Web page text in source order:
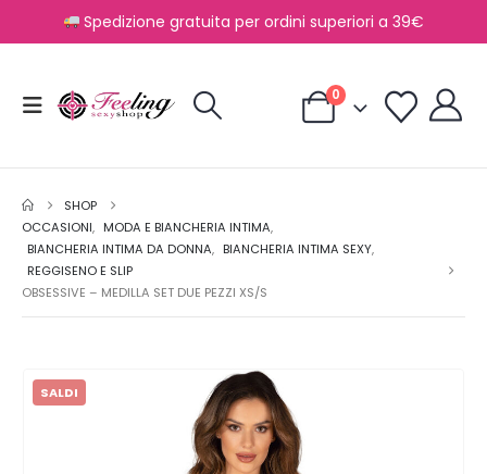
Spedizione gratuita per ordini superiori a 39€
0
SHOP
OCCASIONI, MODA E BIANCHERIA INTIMA,
BIANCHERIA INTIMA DA DONNA, BIANCHERIA INTIMA SEXY,
REGGISENO E SLIP
OBSESSIVE – MEDILLA SET DUE PEZZI XS/S
SALDI